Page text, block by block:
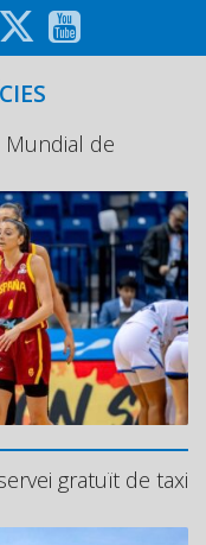
Mundial de
gratuït de taxi